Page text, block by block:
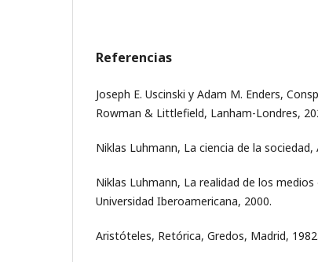
Referencias
Joseph E. Uscinski y Adam M. Enders,
Rowman & Littlefield, Lanham-Londres,
Niklas Luhmann, La ciencia de la
Niklas Luhmann, La realidad de los
Universidad Iberoamericana, 2000.
Aristóteles, Retórica, Gredos, Madrid, 1982.